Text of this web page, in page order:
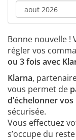
Bonne nouvelle !
régler vos
ou 3 fois avec
Klarna,
vous permet de
d’échelonner
sécurisée.
Vous effectuez
s’occupe du reste